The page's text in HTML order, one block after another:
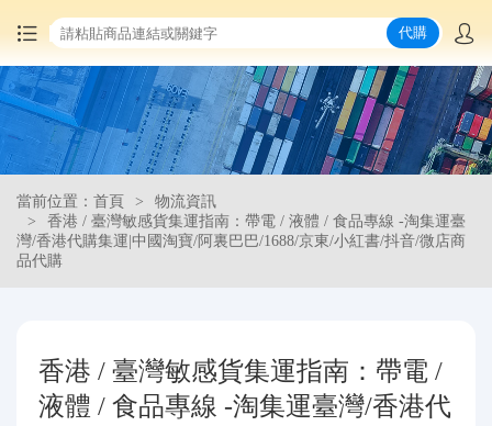
首頁
中國商品代購
集運服務
爆品推薦
最新公告
代購
當前位置：首頁
物流資訊
香港 / 臺灣敏感貨集運指南：帶電 / 液體 / 食品專線 -淘集運臺
灣/香港代購集運|中國淘寶/阿裏巴巴/1688/京東/小紅書/抖音/微店商
品代購
香港 / 臺灣敏感貨集運指南：帶電 /
液體 / 食品專線 -淘集運臺灣/香港代